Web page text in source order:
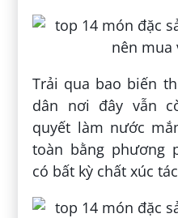
Trải qua bao biến
dân nơi đây vẫn
quyết làm nước
toàn bằng phương
có bất kỳ chất xúc